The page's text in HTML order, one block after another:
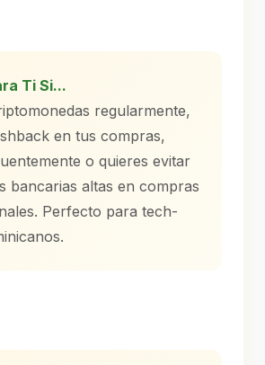
Ti Si...
regularmente,
en tus compras,
o quieres evitar
bancarias altas en compras
Perfecto para tech-